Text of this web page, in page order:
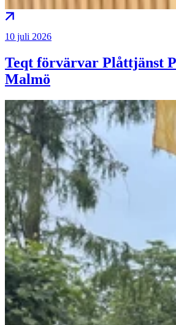
10 juli 2026
Teqt förvärvar Plåttjänst
Malmö